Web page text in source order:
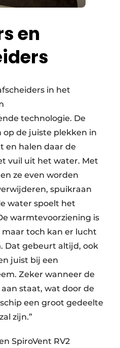
en
in het
technologie. De
op de juiste plekken in
en halen daar de
vuil uit het water. Met
ze even worden
spuikraan
water spoelt het
warmtevoorziening is
toch kan er lucht
Dat gebeurt altijd, ook
juist bij een
Zeker wanneer de
staat, wat door de
een groot gedeelte
zijn.”
SpiroVent RV2